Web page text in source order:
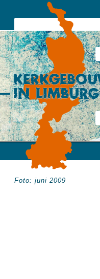
Foto: juni 2009